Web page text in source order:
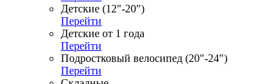
Детские (12"-20")
Перейти
Детские от 1 года
Перейти
Подростковый велосипед (20"-24")
Перейти